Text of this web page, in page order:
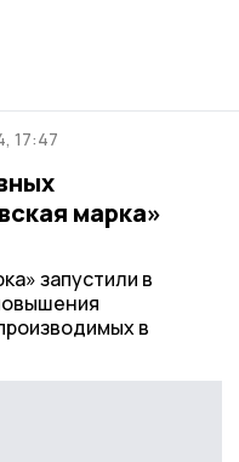
17:47
марка»
запустили в
в